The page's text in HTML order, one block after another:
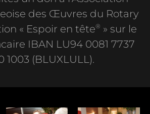
des Œuvres du Rotary
« Espoir en tête® » sur le
IBAN LU94 0081 7737
1003 (BLUXLULL).